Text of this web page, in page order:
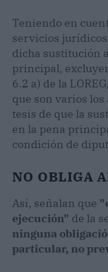
Teniendo en
servicios
dicha sustitución
principal,
6.2 a) de la
que son varios
tesis de que la
en la pena
condición de
NO OBLIGA
Así, señalan que
ejecución" de la
ninguna
particular, no